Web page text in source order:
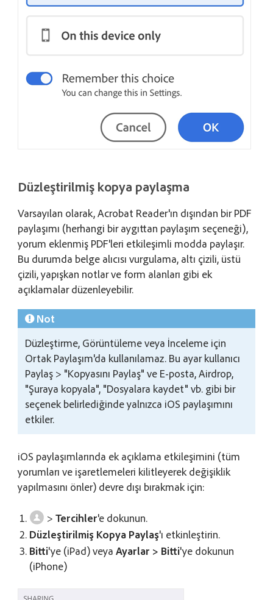
Düzleştirilmiş kopya paylaşma
Varsayılan olarak, Acrobat Reader'ın dışından bir PDF
paylaşımı (herhangi bir aygıttan paylaşım seçeneği),
yorum eklenmiş PDF'leri etkileşimli modda paylaşır.
Bu durumda belge alıcısı vurgulama, altı çizili, üstü
çizili, yapışkan notlar ve form alanları gibi ek
açıklamalar düzenleyebilir.
Not
Düzleştirme, Görüntüleme veya İnceleme için
Ortak Paylaşım'da kullanılamaz. Bu ayar kullanıcı
Paylaş > "Kopyasını Paylaş" ve E-posta, Airdrop,
"Şuraya kopyala", "Dosyalara kaydet" vb. gibi bir
seçenek belirlediğinde yalnızca iOS paylaşımını
etkiler.
iOS paylaşımlarında ek açıklama etkileşimini (tüm
yorumları ve işaretlemeleri kilitleyerek değişiklik
yapılmasını önler) devre dışı bırakmak için:
>Tercihler'e dokunun.
Düzleştirilmiş Kopya Paylaş'ı etkinleştirin.
Bitti'ye (iPad) veyaAyarlar > Bitti'ye dokunun
(iPhone)